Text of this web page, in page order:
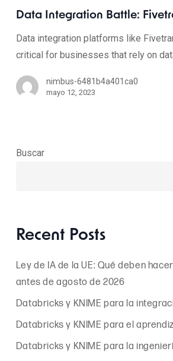
Data Integration Battle:
Data integration platforms like
critical for businesses that rely on
nimbus-6481b4a401ca0
mayo 12, 2023
Buscar
Recent Posts
Ley de IA de la UE: Qué deben
antes de agosto de 2026
Databricks y KNIME para la
Databricks y KNIME para el
Databricks y KNIME para la